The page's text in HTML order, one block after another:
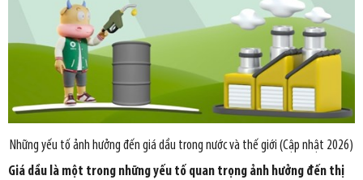
Những yếu tố ảnh hưởng đến giá dầu trong nước và thế giới (Cập nhật 2026)
Giá dầu là một trong những yếu tố quan trọng ảnh hưởng đến thị